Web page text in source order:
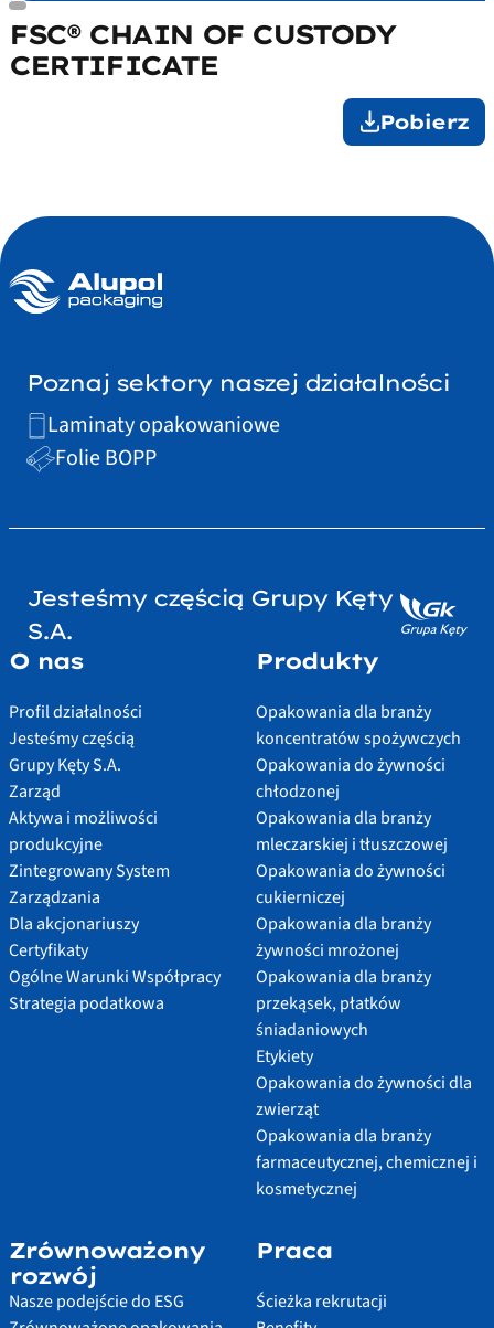
FSC® CHAIN OF CUSTODY
CERTIFICATE
Pobierz
Poznaj sektory naszej działalności
Laminaty opakowaniowe
Folie BOPP
Jesteśmy częścią Grupy Kęty
S.A.
O nas
Profil działalności
Jesteśmy częścią
Grupy Kęty S.A.
Zarząd
Aktywa i możliwości
produkcyjne
Zintegrowany System
Zarządzania
Dla akcjonariuszy
Certyfikaty
Ogólne Warunki Współpracy
Strategia podatkowa
Produkty
Opakowania dla branży
koncentratów spożywczych
Opakowania do żywności
chłodzonej
Opakowania dla branży
mleczarskiej i tłuszczowej
Opakowania do żywności
cukierniczej
Opakowania dla branży
żywności mrożonej
Opakowania dla branży
przekąsek, płatków
śniadaniowych
Etykiety
Opakowania do żywności dla
zwierząt
Opakowania dla branży
farmaceutycznej, chemicznej i
kosmetycznej
Zrównoważony
rozwój
Nasze podejście do ESG
Praca
Ścieżka rekrutacji